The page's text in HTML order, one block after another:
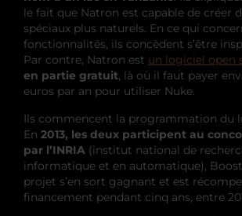
le fait que Natron est capable de créer
spéciaux plus naturels. En ce qui
fonctionnalités, ils concèdent s’être
Par contre, Natron est un logiciel open
en partie gratuit, là où il faut payer
euros par an pour utiliser Nuke.
Ils commencent la programmation du
En 2013, les deux participent au
par l’INRIA (institut national de
informatique et en automatique), Boost
projet s’en sort gagnant et est
financement pendant cinq ans, entre